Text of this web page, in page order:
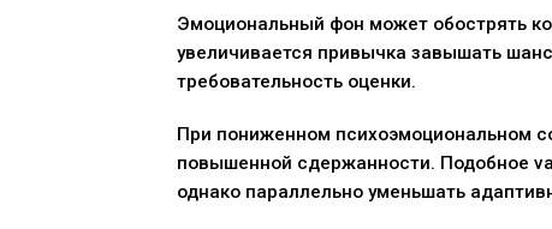
Эмоциональный фон может обострять
увеличивается привычка завышать
требовательность оценки.
При пониженном психоэмоциональном
повышенной сдержанности. Подобное
однако параллельно уменьшать